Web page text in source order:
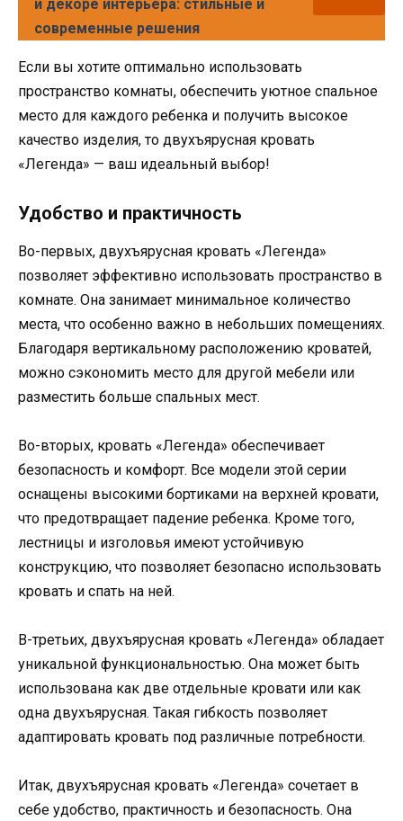
и декоре интерьера: стильные и
современные решения
Если вы хотите оптимально использовать
пространство комнаты, обеспечить уютное спальное
место для каждого ребенка и получить высокое
качество изделия, то двухъярусная кровать
«Легенда» — ваш идеальный выбор!
Удобство и практичность
Во-первых, двухъярусная кровать «Легенда»
позволяет эффективно использовать пространство в
комнате. Она занимает минимальное количество
места, что особенно важно в небольших помещениях.
Благодаря вертикальному расположению кроватей,
можно сэкономить место для другой мебели или
разместить больше спальных мест.
Во-вторых, кровать «Легенда» обеспечивает
безопасность и комфорт. Все модели этой серии
оснащены высокими бортиками на верхней кровати,
что предотвращает падение ребенка. Кроме того,
лестницы и изголовья имеют устойчивую
конструкцию, что позволяет безопасно использовать
кровать и спать на ней.
В-третьих, двухъярусная кровать «Легенда» обладает
уникальной функциональностью. Она может быть
использована как две отдельные кровати или как
одна двухъярусная. Такая гибкость позволяет
адаптировать кровать под различные потребности.
Итак, двухъярусная кровать «Легенда» сочетает в
себе удобство, практичность и безопасность. Она